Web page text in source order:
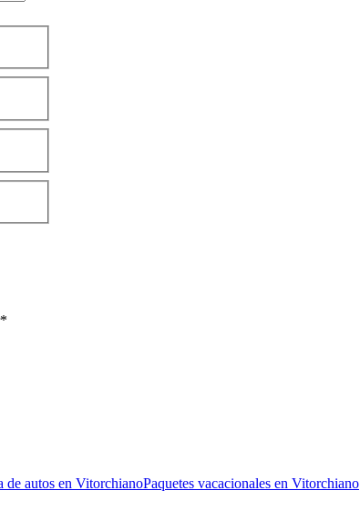
de autos en VitorchianoPaquetes vacacionales en Vitorchiano